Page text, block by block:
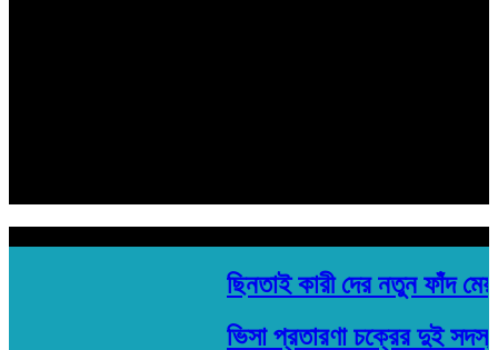
ছিনতাই কারী দের নতুন ফাঁদ
ভিসা প্রতারণা চক্রের দুই সদস্য